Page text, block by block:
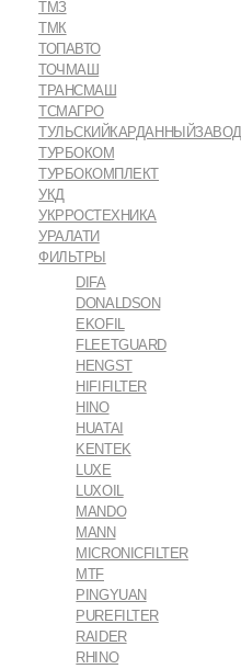
ТМЗ
ТМК
ТОПАВТО
ТОЧМАШ
ТРАНСМАШ
ТСМАГРО
ТУЛЬСКИЙКАРДАННЫЙЗАВОД
ТУРБОКОМ
ТУРБОКОМПЛЕКТ
УКД
УКРРОСТЕХНИКА
УРАЛАТИ
ФИЛЬТРЫ
DIFA
DONALDSON
EKOFIL
FLEETGUARD
HENGST
HIFIFILTER
HINO
HUATAI
KENTEK
LUXE
LUXOIL
MANDO
MANN
MICRONICFILTER
MTF
PINGYUAN
PUREFILTER
RAIDER
RHINO